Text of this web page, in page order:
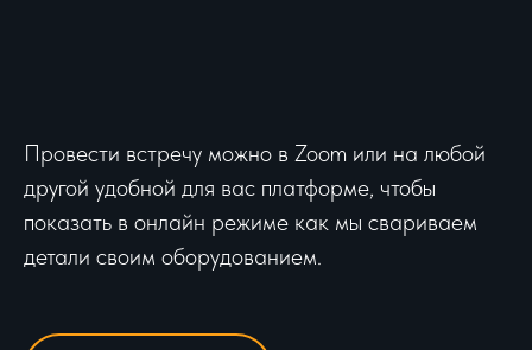
Провести встречу можно в Zoom или на любой
другой удобной для вас платформе, чтобы
показать в онлайн режиме как мы свариваем
детали своим оборудованием.